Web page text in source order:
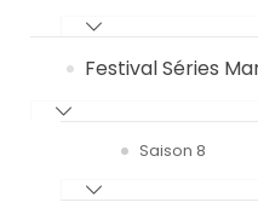
Festival Séries
Saison 8